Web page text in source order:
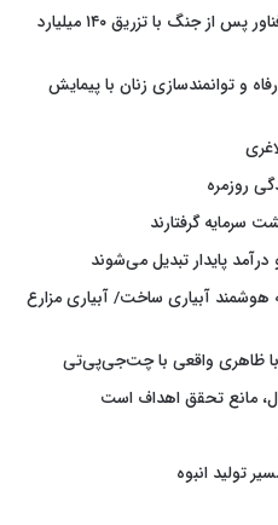
مهار موج تعدیل نیروی شرکت‌های فناور پس از جنگ با تزریق ۱۴۰ میلیارد
و توانمندسازی زنان با پیمایش
روزمره
سرمایه گرفتارند
پایدار تبدیل می‌شوند
هوشمند آبیاری ساخت/ آبیاری مزارع
با ظاهری واقعی با چت‌جی‌پی‌تی
مانع تحقق اهداف است
تولید انبوه